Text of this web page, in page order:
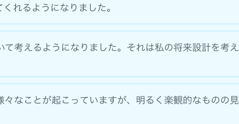
れるようになりました。
考えるようになりました。それは私の将来設計を考
なことが起こっていますが、明るく楽観的なものの